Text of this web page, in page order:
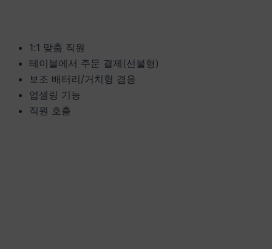
1:1 맞춤 직원
테이블에서 주문 결제(선불형)
보조 배터리/거치형 겸용
업셀링 기능
직원 호출